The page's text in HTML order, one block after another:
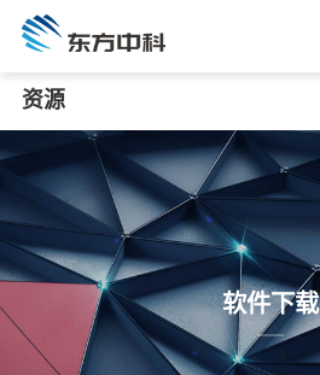
资源
软件下载